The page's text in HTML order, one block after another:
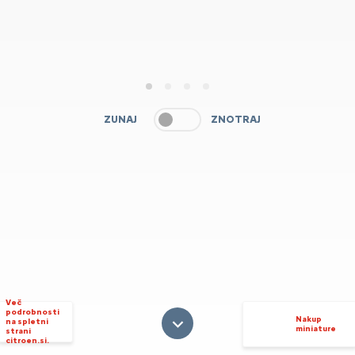
ZUNAJ ZNOTRAJ
Nakup
miniature
Več
podrobnosti
na spletni
strani
citroen.si.